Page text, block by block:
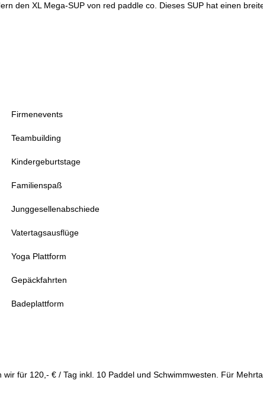
den XL Mega-SUP von red paddle co. Dieses SUP hat einen
Firmenevents
Teambuilding
Kindergeburtstage
Familienspaß
Junggesellenabschiede
Vatertagsausflüge
Yoga Plattform
Gepäckfahrten
Badeplattform
für 120,- € / Tag inkl. 10 Paddel und Schwimmwesten. Für